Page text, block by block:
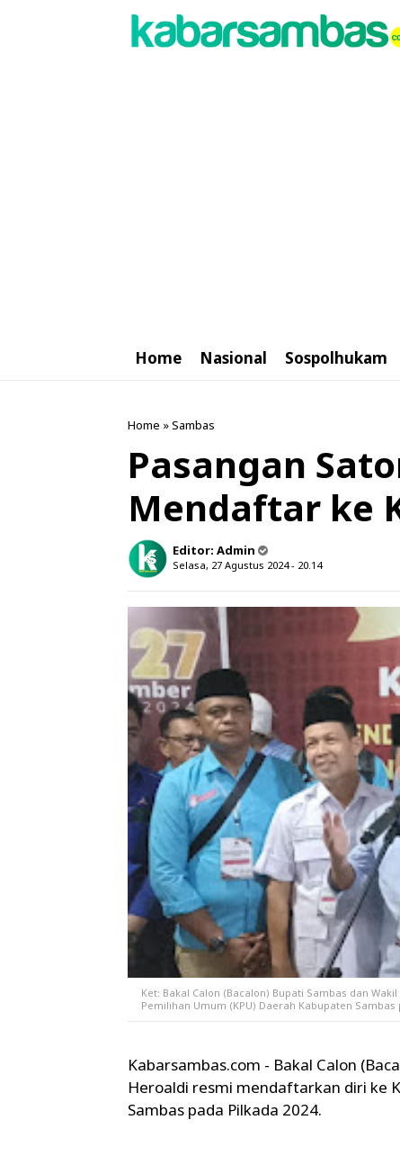
Home Nasional Sospolhukam
Home »Sambas
Pasangan
Mendaftar ke
Editor: Admin
Selasa, 27 Agustus 2024 - 20.14
Ket: Bakal Calon (Bacalon) Bupati Sambas dan
Pemilihan Umum (KPU) Daerah Kabupaten Sambas
Kabarsambas.com - Bakal Calon
Heroaldi resmi mendaftarkan diri ke
Sambas pada Pilkada 2024.